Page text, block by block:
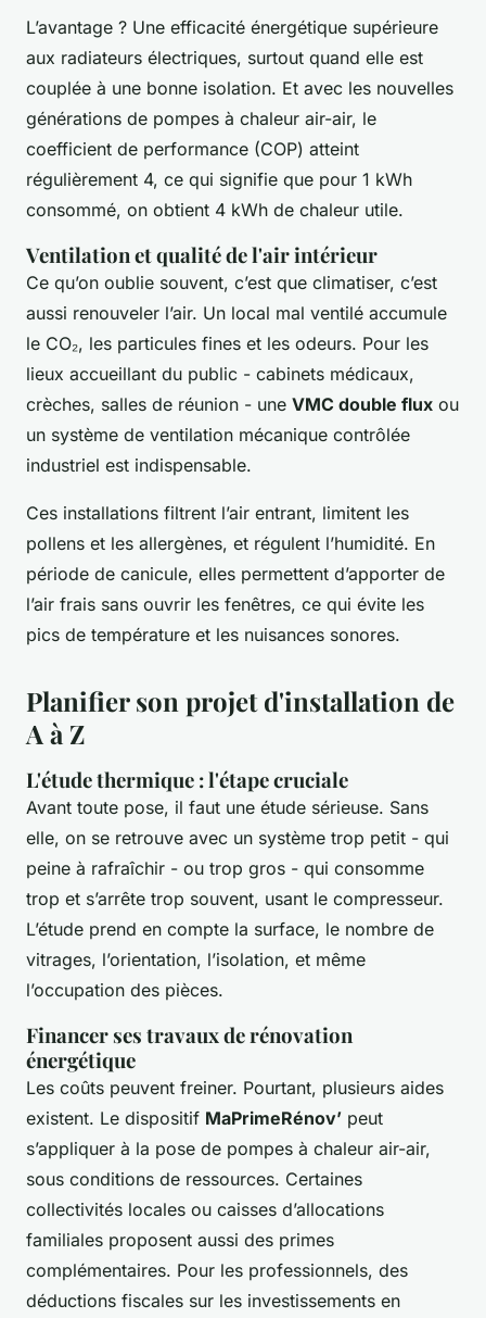
L’avantage ? Une efficacité énergétique supérieure
aux radiateurs électriques, surtout quand elle est
couplée à une bonne isolation. Et avec les nouvelles
générations de pompes à chaleur air-air, le
coefficient de performance (COP) atteint
régulièrement 4, ce qui signifie que pour 1 kWh
consommé, on obtient 4 kWh de chaleur utile.
Ventilation et qualité de l'air intérieur
Ce qu’on oublie souvent, c’est que climatiser, c’est
aussi renouveler l’air. Un local mal ventilé accumule
le CO₂, les particules fines et les odeurs. Pour les
lieux accueillant du public - cabinets médicaux,
crèches, salles de réunion - une VMC double flux ou
un système de ventilation mécanique contrôlée
industriel est indispensable.
Ces installations filtrent l’air entrant, limitent les
pollens et les allergènes, et régulent l’humidité. En
période de canicule, elles permettent d’apporter de
l’air frais sans ouvrir les fenêtres, ce qui évite les
pics de température et les nuisances sonores.
Planifier son projet d'installation de
A à Z
L'étude thermique : l'étape cruciale
Avant toute pose, il faut une étude sérieuse. Sans
elle, on se retrouve avec un système trop petit - qui
peine à rafraîchir - ou trop gros - qui consomme
trop et s’arrête trop souvent, usant le compresseur.
L’étude prend en compte la surface, le nombre de
vitrages, l’orientation, l’isolation, et même
l’occupation des pièces.
Financer ses travaux de rénovation
énergétique
Les coûts peuvent freiner. Pourtant, plusieurs aides
existent. Le dispositif MaPrimeRénov’ peut
s’appliquer à la pose de pompes à chaleur air-air,
sous conditions de ressources. Certaines
collectivités locales ou caisses d’allocations
familiales proposent aussi des primes
complémentaires. Pour les professionnels, des
déductions fiscales sur les investissements en